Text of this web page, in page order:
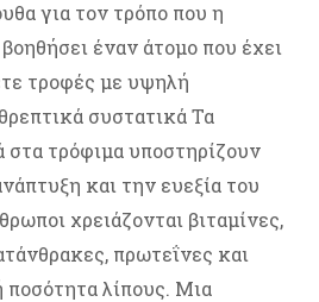
για τον τρόπο που η
έναν άτομο που έχει
τροφές με υψηλή
συστατικά Τα
στα τρόφιμα υποστηρίζουν
και την ευεξία του
χρειάζονται βιταμίνες,
πρωτεΐνες και
ποσότητα λίπους. Μια